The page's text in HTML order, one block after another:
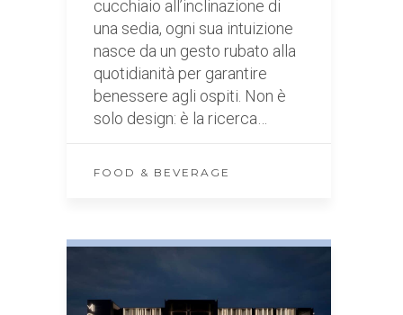
cucchiaio all’inclinazione di
una sedia, ogni sua intuizione
nasce da un gesto rubato alla
quotidianità per garantire
benessere agli ospiti. Non è
solo design: è la ricerca…
FOOD & BEVERAGE